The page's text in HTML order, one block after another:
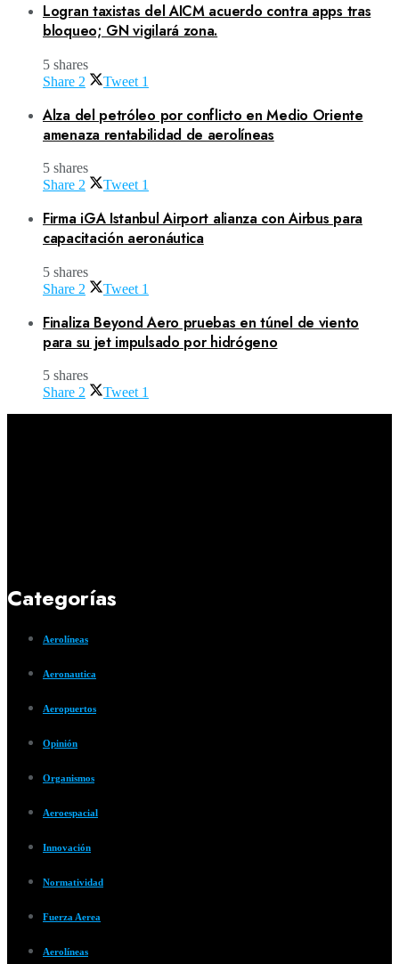
Logran taxistas del AICM acuerdo contra apps tras
bloqueo; GN vigilará zona.
5 shares
Share 2 Tweet 1
Alza del petróleo por conflicto en Medio Oriente
amenaza rentabilidad de aerolíneas
5 shares
Share 2 Tweet 1
Firma iGA Istanbul Airport alianza con Airbus para
capacitación aeronáutica
5 shares
Share 2 Tweet 1
Finaliza Beyond Aero pruebas en túnel de viento
para su jet impulsado por hidrógeno
5 shares
Share 2 Tweet 1
Categorías
Aerolíneas
Aeronautica
Aeropuertos
Opinión
Organismos
Aeroespacial
Innovación
Normatividad
Fuerza Aerea
Aerolíneas